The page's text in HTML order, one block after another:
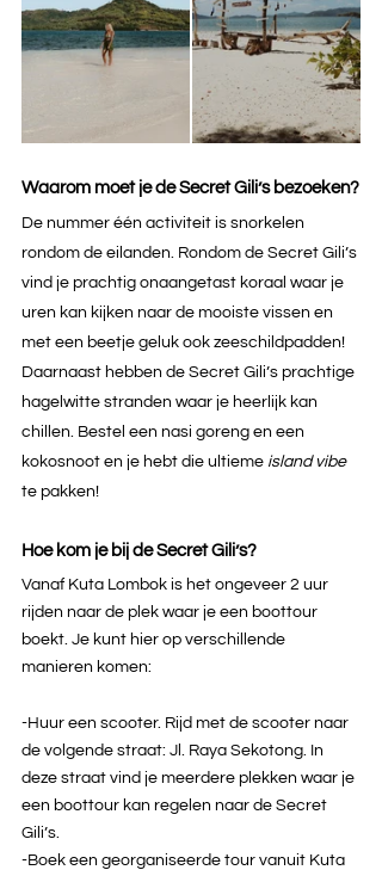
Waarom moet je de Secret Gili’s bezoeken?
De nummer één activiteit is snorkelen
rondom de eilanden. Rondom de Secret Gili’s
vind je prachtig onaangetast koraal waar je
uren kan kijken naar de mooiste vissen en
met een beetje geluk ook zeeschildpadden!
Daarnaast hebben de Secret Gili’s prachtige
hagelwitte stranden waar je heerlijk kan
chillen. Bestel een nasi goreng en een
kokosnoot en je hebt die ultieme island vibe
te pakken!
Hoe kom je bij de Secret Gili’s?
Vanaf Kuta Lombok is het ongeveer 2 uur
rijden naar de plek waar je een boottour
boekt. Je kunt hier op verschillende
manieren komen:
-Huur een scooter. Rijd met de scooter naar
de volgende straat: Jl. Raya Sekotong. In
deze straat vind je meerdere plekken waar je
een boottour kan regelen naar de Secret
Gili’s.
-Boek een georganiseerde tour vanuit Kuta